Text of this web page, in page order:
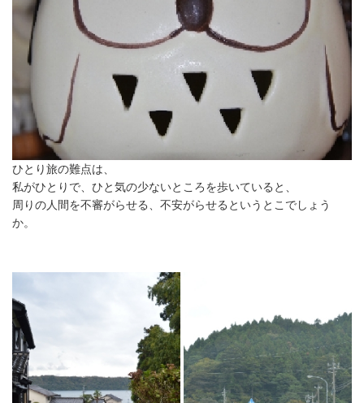
ひとり旅の難点は、
私がひとりで、ひと気の少ないところを歩いていると、
周りの人間を不審がらせる、不安がらせるというとこでしょう
か。